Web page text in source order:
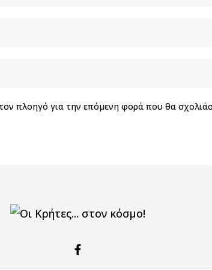
πλοηγό για την επόμενη φορά που θα